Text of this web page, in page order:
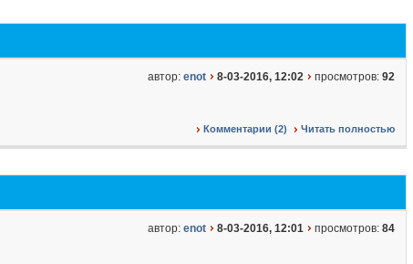
автор: enot 8-03-2016, 12:02 просмотров: 92
Комментарии (2) Читать полностью
автор: enot 8-03-2016, 12:01 просмотров: 84